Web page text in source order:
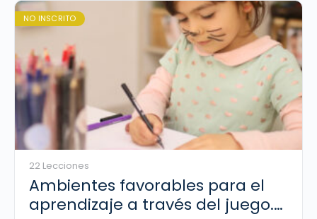
NO INSCRITO
22 Lecciones
Ambientes favorables para el
aprendizaje a través del juego.